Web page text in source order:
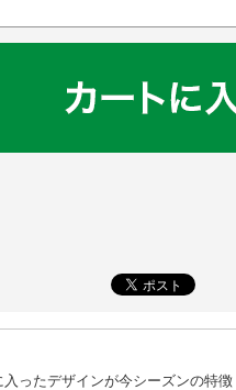
ったデザインが今シーズンの特徴